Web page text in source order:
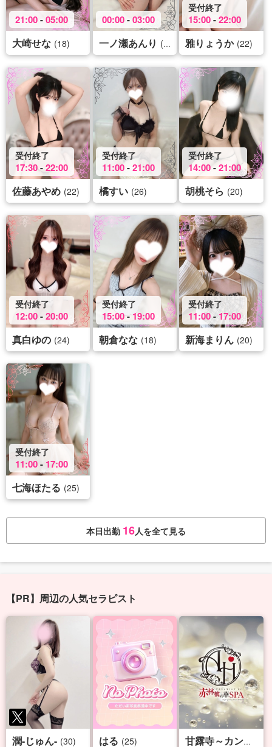
21:00-05:00
大崎せな (18)
00:00-03:00
一ノ瀬あんり (26)
受付終了
15:00-22:00
雅りょうか (22)
受付終了
17:30-22:00
佐藤あやめ (22)
受付終了
11:00-21:00
橘すい (26)
受付終了
14:00-21:00
胡桃そら (20)
受付終了
12:00-20:00
真白ゆの (24)
受付終了
15:00- 19:00
朝倉なな (18)
受付終了
11:00- 17:00
新海まりん (20)
受付終了
11:00- 17:00
七海ほたる (25)
本日出勤 16人を全て見る
【PR】周辺の人気セラピスト
潤-じゅん- (30) はる (25) 甘露寺～カンロジ～